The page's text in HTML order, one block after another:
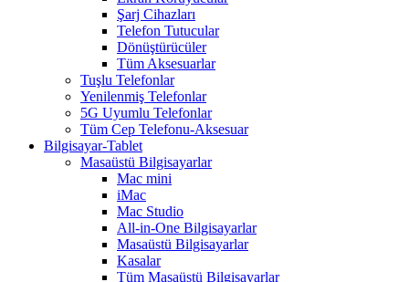
Şarj Cihazları
Telefon Tutucular
Dönüştürücüler
Tüm Aksesuarlar
Tuşlu Telefonlar
Yenilenmiş Telefonlar
5G Uyumlu Telefonlar
Tüm Cep Telefonu-Aksesuar
Bilgisayar-Tablet
Masaüstü Bilgisayarlar
Mac mini
iMac
Mac Studio
All-in-One Bilgisayarlar
Masaüstü Bilgisayarlar
Kasalar
Tüm Masaüstü Bilgisayarlar